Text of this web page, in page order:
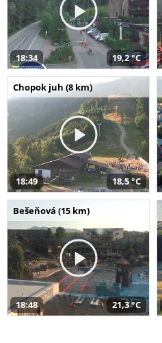
18:34 19,2 °C
Chopok juh (8 km)
18:49 18,5 °C
Bešeňová (15 km)
18:48 21,3 °C